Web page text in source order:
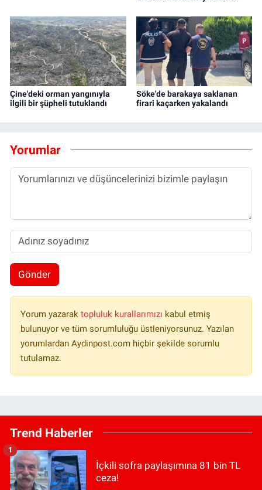
Çine'deki orman yangınıyla
ilgili bir şüpheli tutuklandı
Söke'de barakaya saklanan
firari kaçarken yakalandı
Yorumlar
Gönder
Yorum yazarak topluluk kurallarımızı kabul etmiş
bulunuyor ve tüm sorumluluğu üstleniyorsunuz. Yazılan
yorumlardan Aydinpost.com hiçbir şekilde sorumlu
tutulamaz.
Trend Haberler
İçkili sofra paylaşımına 81 bin TL
ceza!
1